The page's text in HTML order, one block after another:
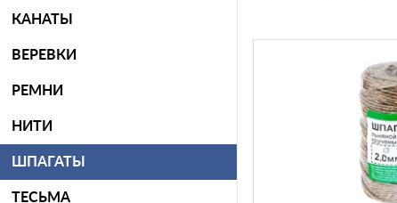
КАНАТЫ
ВЕРЕВКИ
РЕМНИ
НИТИ
ШПАГАТЫ
ТЕСЬМА